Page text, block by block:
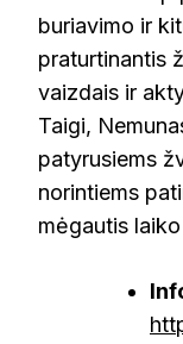
buriavimo ir
praturtinantis
vaizdais ir
Taigi,
patyrusiems
norintiems
mėgautis